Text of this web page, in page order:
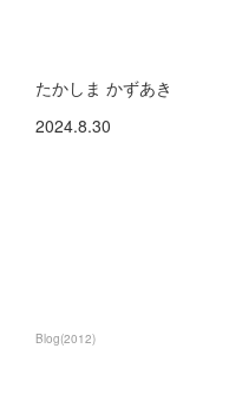
たかしま かずあき
2024.8.30
Blog(2012)